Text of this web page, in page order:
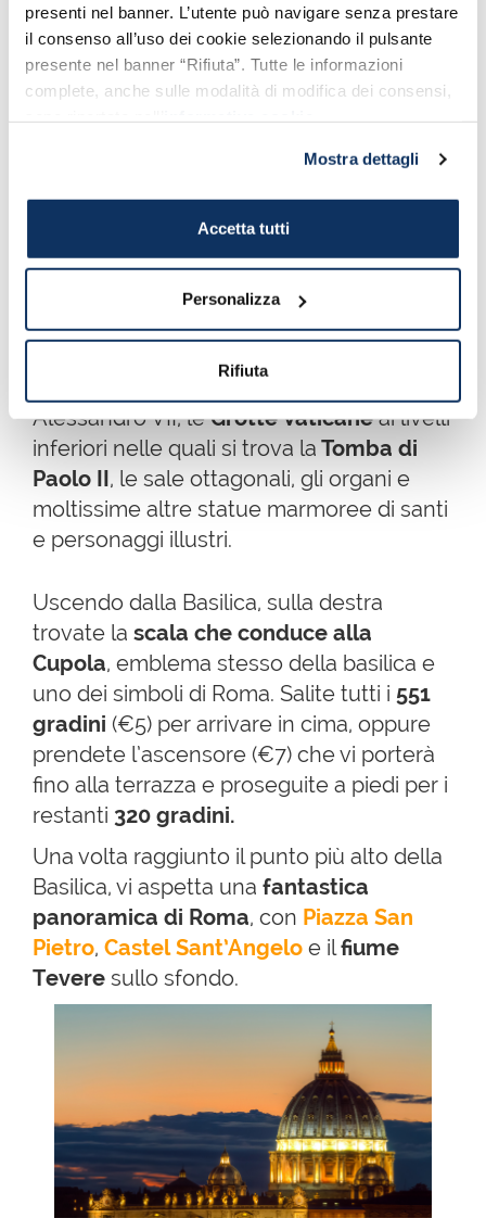
presenti nel banner. L’utente può navigare senza prestare
il consenso all’uso dei cookie selezionando il pulsante
presente nel banner “Rifiuta”. Tutte le informazioni
complete, anche sulle modalità di modifica dei consensi,
Mostra dettagli
Accetta tutti
Personalizza
Rifiuta
L'interno della Basilica di San Pietro
All'interno della Basilica si conservano
unaquantità indescrivibile di capolavori
assoluti, tra cui la famosissima
Michelangeloed il magnifico
Baldacchino di San Pietro. Da non
perdere anche lastatua in bronzo di San
, la Tomba di Leone XI,
Alessandro VII,leGrotte Vaticane ai livelli
inferiori nelle quali si trova la Tomba di
Paolo II, le sale ottagonali, gli organi e
moltissime altre statue marmoree di santi
e personaggi illustri.
Uscendo dalla Basilica, sulla destra
trovate la scala che conduce alla
Cupola, emblema stesso della basilica e
uno dei simboli di Roma. Salite tutti i 551
gradini (€5) per arrivare in cima, oppure
prendete l’ascensore (€7) che vi porterà
fino alla terrazza e proseguite a piedi per i
restanti 320 gradini.
Una volta raggiunto il punto più alto della
Basilica, vi aspetta una fantastica
panoramica di Roma, con Piazza San
Pietro, Castel Sant’Angelo e ilfiume
Tevere sullo sfondo.